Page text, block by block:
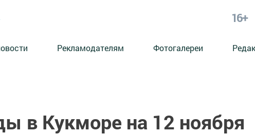
16+
Рекламодателям Фотогалереи
в Кукморе на 12 ноября